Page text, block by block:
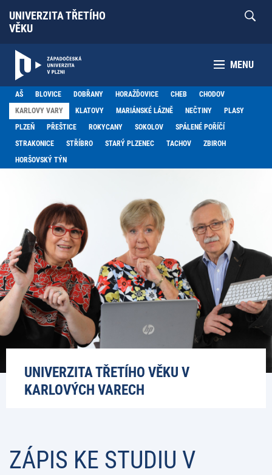
UNIVERZITA TŘETÍHO
VĚKU
MENU
AŠ BLOVICE DOBŘANY HORAŽĎOVICE CHEB
CHODOV
KARLOVY VARY
KLATOVY MARIÁNSKÉ LÁZNĚ NEČTINY
PLASY
PLZEŇ
PŘEŠTICE ROKYCANY SOKOLOV
SPÁLENÉ POŘÍČÍ
STRAKONICE
STŘÍBRO STARÝ PLZENEC TACHOV
ZBIROH
HORŠOVSKÝ TÝN
UNIVERZITA TŘETÍHO VĚKU V
KARLOVÝCH VARECH
ZÁPIS KE STUDIU V